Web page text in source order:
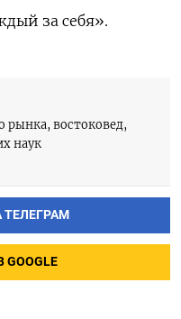
за себя».
рынка, востоковед,
наук
ТЕЛЕГРАМ